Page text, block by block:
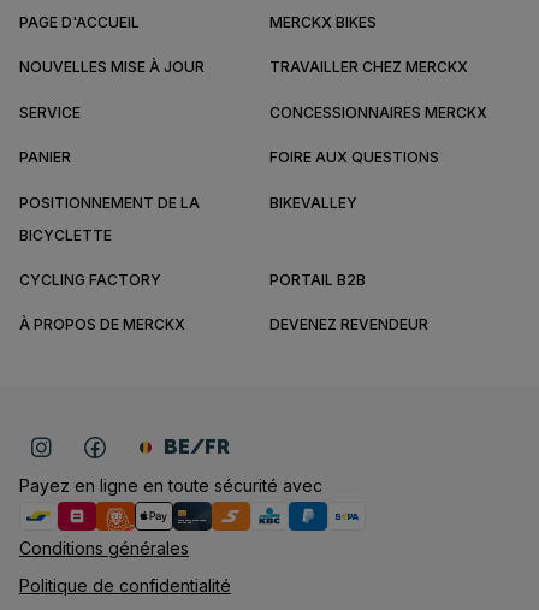
PAGE D'ACCUEIL MERCKX BIKES
NOUVELLES MISE À JOUR TRAVAILLER CHEZ MERCKX
SERVICE CONCESSIONNAIRES MERCKX
PANIER FOIRE AUX QUESTIONS
POSITIONNEMENT DE LA
BICYCLETTE
BIKEVALLEY
CYCLING FACTORY PORTAIL B2B
À PROPOS DE MERCKX DEVENEZ REVENDEUR
Conditions générales
Politique de confidentialité
Payez en ligne en toute sécurité avec
BE/FR